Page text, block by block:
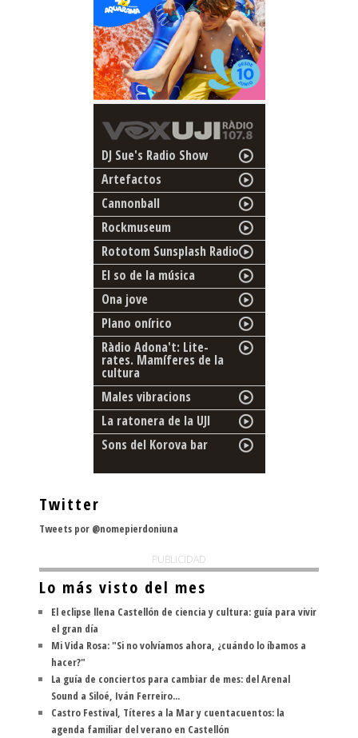
DJ Sue's Radio Show
Artefactos
Cannonball
Rockmuseum
Rototom Sunsplash Radio
El so de la música
Ona jove
Plano onírico
Ràdio Adona't: Lite-
rates. Mamíferes de la
cultura
Males vibracions
La ratonera de la UJI
Sons del Korova bar
Twitter
Tweets por @nomepierdoniuna
PUBLICIDAD
Lo más visto del mes
El eclipse llena Castellón de ciencia y cultura: guía para vivir
el gran día
Mi Vida Rosa: "Si no volvíamos ahora, ¿cuándo lo íbamos a
hacer?"
La guía de conciertos para cambiar de mes: del Arenal
Sound a Siloé, Iván Ferreiro...
Castro Festival, Títeres a la Mar y cuentacuentos: la
agenda familiar del verano en Castellón